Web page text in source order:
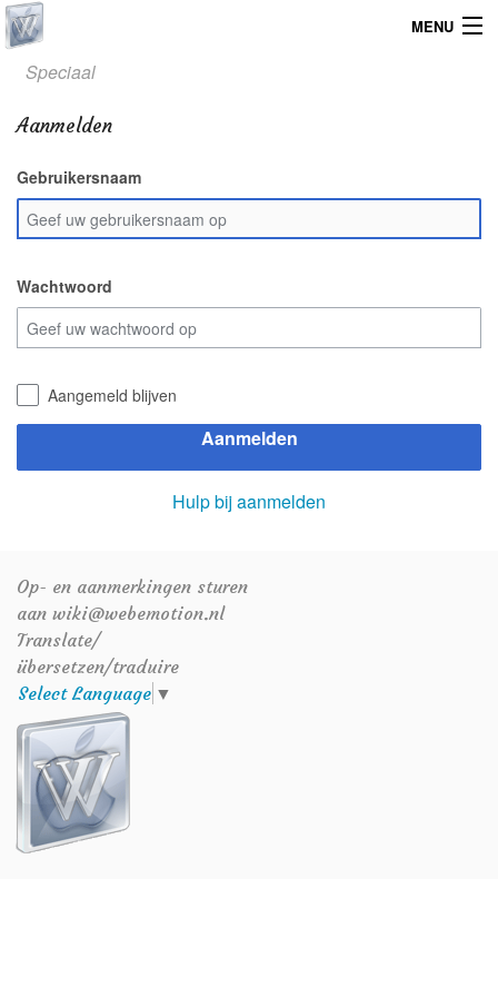
MENU
Home
Graphicdesign
Webdesign
Operating System
Speciaal
Aanmelden
Gebruikersnaam
Wachtwoord
Aangemeld blijven
Aanmelden
Hulp bij aanmelden
Op- en aanmerkingen sturen
aan wiki@webemotion.nl
Translate/
übersetzen/traduire
Select Language ▼